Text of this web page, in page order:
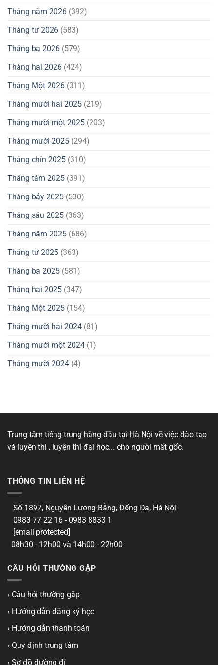
Tháng năm 2026 (392)
Tháng tư 2026 (583)
Tháng ba 2026 (579)
Tháng hai 2026 (424)
Tháng Một 2026 (311)
Tháng mười hai 2025 (219)
Tháng mười một 2025 (203)
Tháng mười 2025 (294)
Tháng chín 2025 (310)
Tháng tám 2025 (391)
Tháng bảy 2025 (530)
Tháng sáu 2025 (363)
Tháng năm 2025 (686)
Tháng tư 2025 (363)
Tháng ba 2025 (581)
Tháng hai 2025 (347)
Tháng Một 2025 (154)
Tháng mười hai 2024 (81)
Tháng mười một 2024 (1)
Tháng mười 2024 (4)
Trung tâm tiếng trung hàng đầu tại Hà Nội về việc đào tạo
và luyện thi , luyện thi đại học... cho người mất gốc.
THÔNG TIN LIÊN HỆ
Số 1897, Nguyễn Lương Bằng, Đống Đa, Hà Nội
0983 77 22 16 - 0983 8833 1
[email protected]
08h30 - 12h00 và 14h00 - 22h00
CÂU HỎI THƯỜNG GẶP
› Câu hỏi thường gặp
› Hướng dẫn đăng ký học
› Hướng dẫn thanh toán
› Quy định trung tâm
› Sơ đồ đường đi